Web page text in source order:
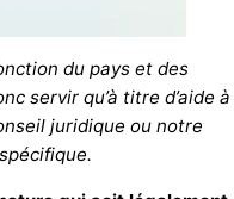
du pays et des
servir qu’à titre d’aide à
juridique ou notre